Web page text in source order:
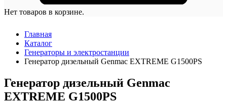
Нет товаров в корзине.
Главная
Каталог
Генераторы и электростанции
Генератор дизельный Genmac EXTREME G1500PS
Генератор дизельный Genmac
EXTREME G1500PS